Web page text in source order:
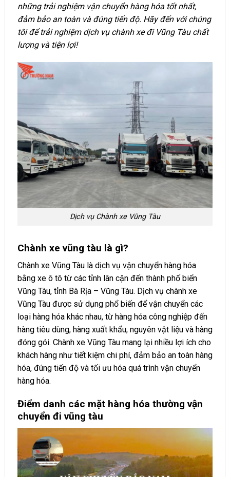
những trải nghiệm vận chuyển hàng hóa tốt nhất,
đảm bảo an toàn và đúng tiến độ. Hãy đến với chúng
tôi để trải nghiệm dịch vụ chành xe đi Vũng Tàu chất
lượng và tiện lợi!
Dịch vụ Chành xe Vũng Tàu
Chành xe vũng tàu là gì?
Chành xe Vũng Tàu là dịch vụ vận chuyển hàng hóa
bằng xe ô tô từ các tỉnh lân cận đến thành phố biển
Vũng Tàu, tỉnh Bà Rịa – Vũng Tàu. Dịch vụ chành xe
Vũng Tàu được sử dụng phổ biến để vận chuyển các
loại hàng hóa khác nhau, từ hàng hóa công nghiệp đến
hàng tiêu dùng, hàng xuất khẩu, nguyên vật liệu và hàng
đóng gói. Chành xe Vũng Tàu mang lại nhiều lợi ích cho
khách hàng như tiết kiệm chi phí, đảm bảo an toàn hàng
hóa, đúng tiến độ và tối ưu hóa quá trình vận chuyển
hàng hóa.
Điểm danh các mặt hàng hóa thường vận
chuyển đi vũng tàu